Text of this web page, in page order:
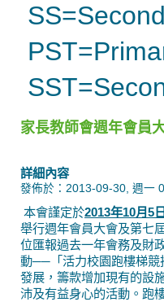
家長教師會週年會員
詳細內容
發佈於：2013-09-30, 週一
本會謹定於2013年10月5 日
舉行週年會員大會及第七
位匯報過去一年會務及財
動──「活力校園跑樓梯競
發展，籌款增加現有的設
沛及有益身心的活動。跑